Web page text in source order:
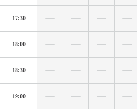
17:30
18:00
18:30
19:00